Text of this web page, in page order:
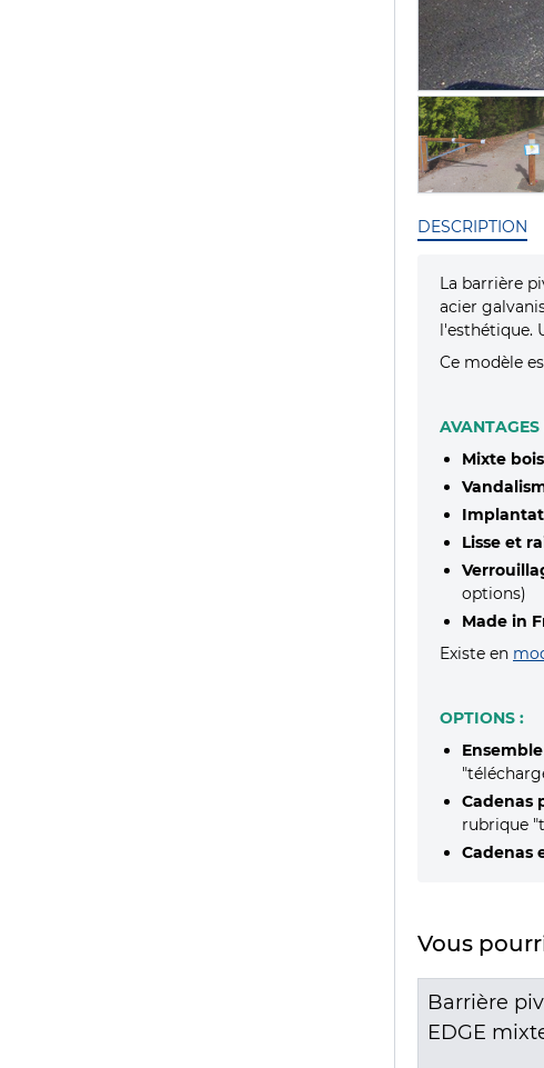
DESCRIPTION
La barrière
acier
l'esthétique.
Ce modèle
Mixte
Lisse et
options)
Made in
Existe en
OPTIONS :
Cadenas
rubrique
Cadenas
Vous
Barrière
EDGE